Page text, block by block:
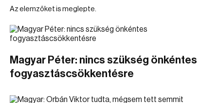
Az elemzőket is meglepte.
Magyar Péter: nincs szükség önkéntes
fogyasztáscsökkentésre